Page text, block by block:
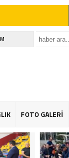
FOTO GALERİ